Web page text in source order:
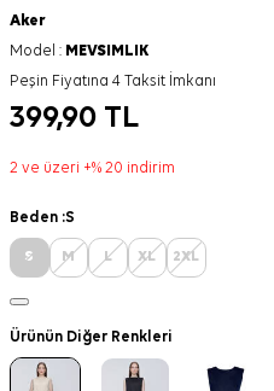
Aker
Model : MEVSIMLIK
Peşin Fiyatına 4 Taksit İmkanı
399,90 TL
2 ve üzeri +% 20 indirim
Beden :S
S M L XL 2XL
Ürünün Diğer Renkleri